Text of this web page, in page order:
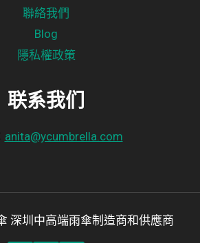
聯絡我們
Blog
隱私權政策
联系我们
anita@ycumbrella.com
深圳中高端雨傘制造商和供應商